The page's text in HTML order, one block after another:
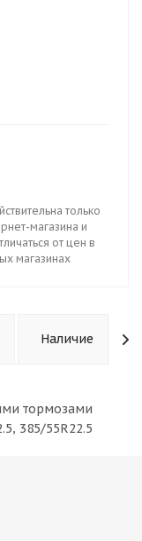
только
магазина и
от цен в
магазинах
Наличие
тормозами
385/55R22.5